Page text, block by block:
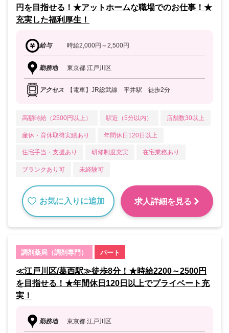
円を目指せる！★アットホームな職場でのお仕事！★
充実した福利厚生！
給与 時給2,000円～2,500円
勤務地 東京都 江戸川区
アクセス 【電車】JR総武線 平井駅 徒歩2分
高額時給（2500円以上） 駅近（5分以内） 店舗数30以上
産休・育休取得実績あり 年間休日120日以上
住宅手当・支援あり 研修制度充実 在宅業務あり
ブランクあり可 未経験可
お気に入りに追加 求人詳細を見る
調剤薬局（調剤専門） パート
≪江戸川区/葛西駅≫徒歩8分！★時給2200～2500円
を目指せる！★年間休日120日以上でプライベート充
実！
勤務地 東京都 江戸川区